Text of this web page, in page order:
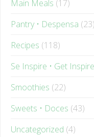
Pantry • Despensa
Recipes
(118)
Se Inspire • Get Inspired
Smoothies
(22)
Sweets • Doces
Uncategorized(4)